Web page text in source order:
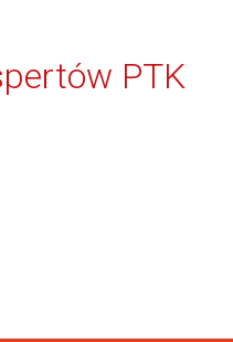
PTK